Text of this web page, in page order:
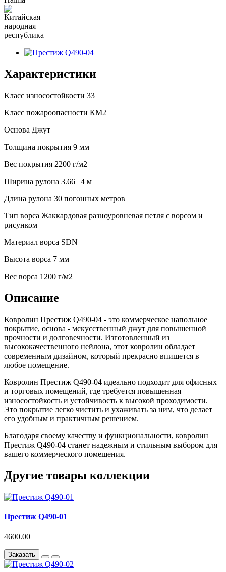
Характеристики
Класс износостойкости 33
Класс пожароопасности КМ2
Основа Джут
Толщина покрытия 9 мм
Вес покрытия 2200 г/м2
Ширина рулона 3.66 | 4 м
Длина рулона 30 погонных метров
Тип ворса Жаккардовая разноуровневая петля с ворсом и
рисунком
Материал ворса SDN
Высота ворса 7 мм
Веc ворса 1200 г/м2
Описание
Ковролин Престиж Q490-04 - это коммерческое напольное
покрытие, основа - мскусственный джут для повышенной
прочности и долговечности. Изготовленный из
высококачественного нейлона, этот ковролин обладает
современным дизайном, который прекрасно впишется в
любое помещение.
Ковролин Престиж Q490-04 идеально подходит для офисных
и торговых помещений, где требуется повышенная
износостойкость и устойчивость к высокой проходимости.
Это покрытие легко чистить и ухаживать за ним, что делает
его удобным и практичным решением.
Благодаря своему качеству и функциональности, ковролин
Престиж Q490-04 станет надежным и стильным выбором для
вашего коммерческого помещения.
Другие товары коллекции
Престиж Q490-01
4600.00
Заказать